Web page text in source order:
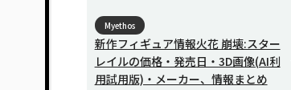
Myethos
新作フィギュア情報火花 崩壊:スター
レイルの価格・発売日・3D画像(AI利
用試用版)・メーカー、情報まとめ